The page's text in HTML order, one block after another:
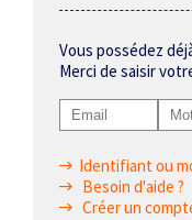
Vous possédez
Merci de saisir
Identifiant ou
Besoin d'aide ?
Créer un